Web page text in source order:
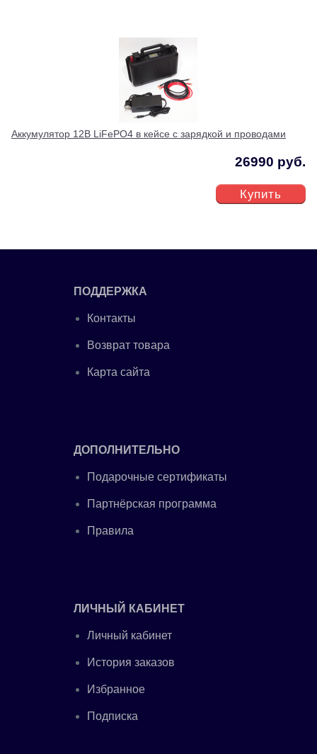
Аккумулятор 12В LiFePO4 в кейсе с зарядкой и проводами
26990 руб.
Купить
ПОДДЕРЖКА
Контакты
Возврат товара
Карта сайта
ДОПОЛНИТЕЛЬНО
Подарочные сертификаты
Партнёрская программа
Правила
ЛИЧНЫЙ КАБИНЕТ
Личный кабинет
История заказов
Избранное
Подписка